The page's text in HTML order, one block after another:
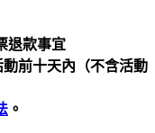
退款事宜
前十天內（不含活動
。